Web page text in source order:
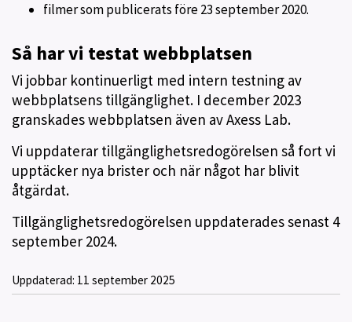
filmer som publicerats före 23 september 2020.
Så har vi testat webbplatsen
Vi jobbar kontinuerligt med intern testning av
webbplatsens tillgänglighet. I december 2023
granskades webbplatsen även av Axess Lab.
Vi uppdaterar tillgänglighetsredogörelsen så fort vi
upptäcker nya brister och när något har blivit
åtgärdat.
Tillgänglighetsredogörelsen uppdaterades senast 4
september 2024.
Uppdaterad: 11 september 2025